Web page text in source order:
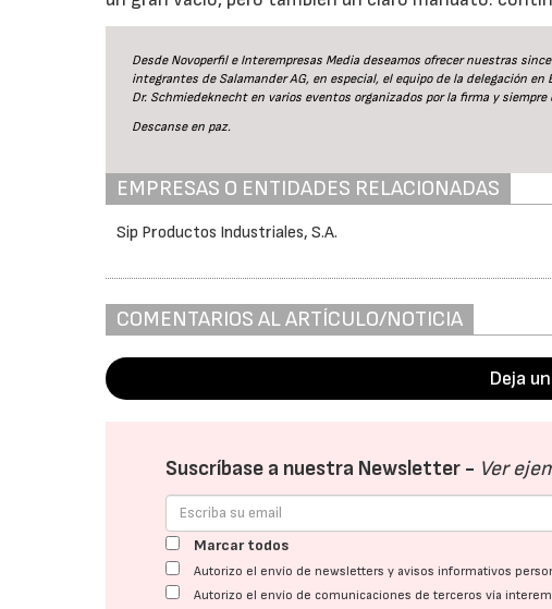
Desde Novoperfil e Interempresas Media deseamos ofrecer nuestras
integrantes de Salamander AG, en especial, el equipo de la delegación
Dr. Schmiedeknecht en varios eventos organizados por la firma y
Descanse en paz.
EMPRESAS O ENTIDADES RELACIONADAS
Sip Productos Industriales, S.A.
COMENTARIOS AL ARTÍCULO/NOTICIA
Deja
Suscríbase a nuestra Newsletter - Ver
Marcar todos
Autorizo el envío de newsletters y avisos informativos
Autorizo el envío de comunicaciones de terceros vía